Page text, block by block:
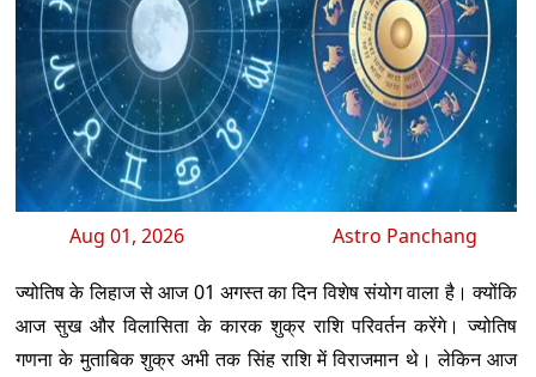
Aug 01, 2026 Astro Panchang
ज्योतिष के लिहाज से आज 01 अगस्त का दिन विशेष संयोग वाला है। क्योंकि
आज सुख और विलासिता के कारक शुक्र राशि परिवर्तन करेंगे। ज्योतिष
गणना के मुताबिक शुक्र अभी तक सिंह राशि में विराजमान थे। लेकिन आज